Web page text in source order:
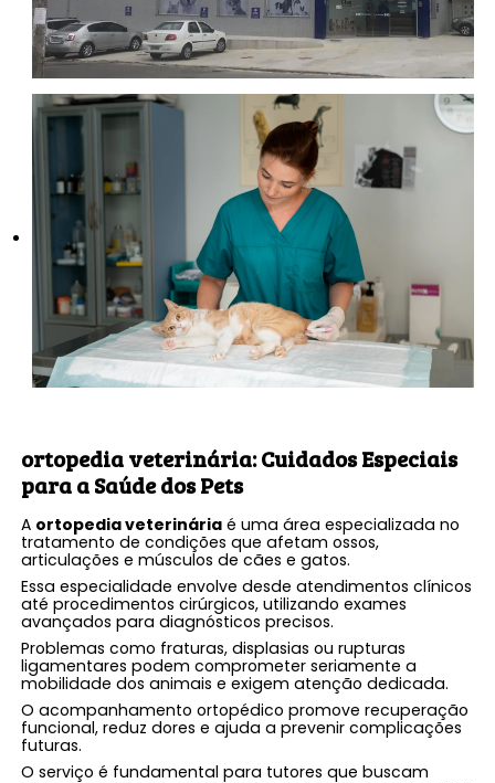
ortopedia veterinária: Cuidados Especiais
para a Saúde dos Pets
A ortopedia veterinária é uma área especializada no
tratamento de condições que afetam ossos,
articulações e músculos de cães e gatos.
Essa especialidade envolve desde atendimentos clínicos
até procedimentos cirúrgicos, utilizando exames
avançados para diagnósticos precisos.
Problemas como fraturas, displasias ou rupturas
ligamentares podem comprometer seriamente a
mobilidade dos animais e exigem atenção dedicada.
O acompanhamento ortopédico promove recuperação
funcional, reduz dores e ajuda a prevenir complicações
futuras.
O serviço é fundamental para tutores que buscam